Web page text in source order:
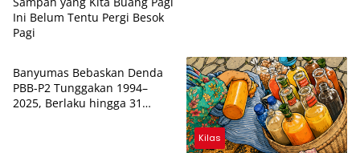
Ini Belum Tentu Pergi Besok
PagiKilas
Banyumas Bebaskan Denda
PBB-P2 Tunggakan 1994–
2025, Berlaku hingga 31
Kilas